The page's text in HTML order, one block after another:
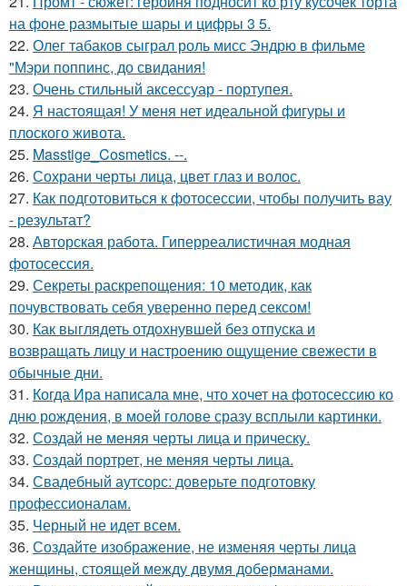
на фоне размытые шары и цифры 3 5.
22. Олег табаков сыграл роль мисс Эндрю в фильме
"Мэри поппинс, до свидания!
23. Очень стильный аксессуар - портупея.
24. Я настоящая! У меня нет идеальной фигуры и
плоского живота.
25. Masstige_Cosmetics. --.
26. Сохрани черты лица, цвет глаз и волос.
27. Как подготовиться к фотосессии, чтобы получить вау
- результат?
28. Авторская работа. Гиперреалистичная модная
фотосессия.
29. Секреты раскрепощения: 10 методик, как
почувствовать себя уверенно перед сексом!
30. Как выглядеть отдохнувшей без отпуска и
возвращать лицу и настроению ощущение свежести в
обычные дни.
31. Когда Ира написала мне, что хочет на фотосессию ко
дню рождения, в моей голове сразу всплыли картинки.
32. Создай не меняя черты лица и прическу.
33. Создай портрет, не меняя черты лица.
34. Свадебный аутсорс: доверьте подготовку
профессионалам.
35. Черный не идет всем.
36. Создайте изображение, не изменяя черты лица
женщины, стоящей между двумя доберманами.